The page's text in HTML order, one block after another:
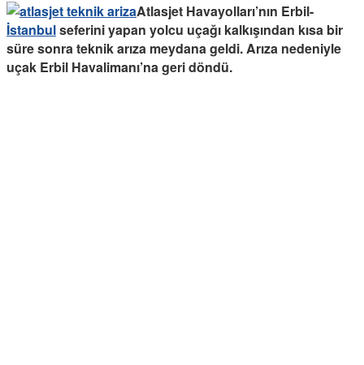
Atlasjet Havayolları’nın Erbil-
İstanbulseferini yapan yolcu uçağı kalkışından kısa bir
süre sonra teknik arıza meydana geldi. Arıza nedeniyle
uçak Erbil Havalimanı’na geri döndü.